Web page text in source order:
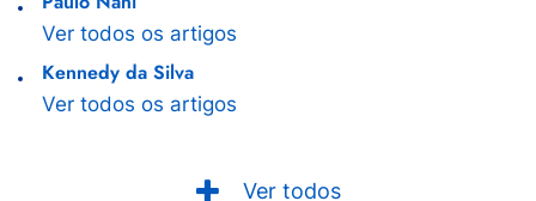
Ver todos os artigos
Kennedy da Silva
Ver todos os artigos
Ver todos